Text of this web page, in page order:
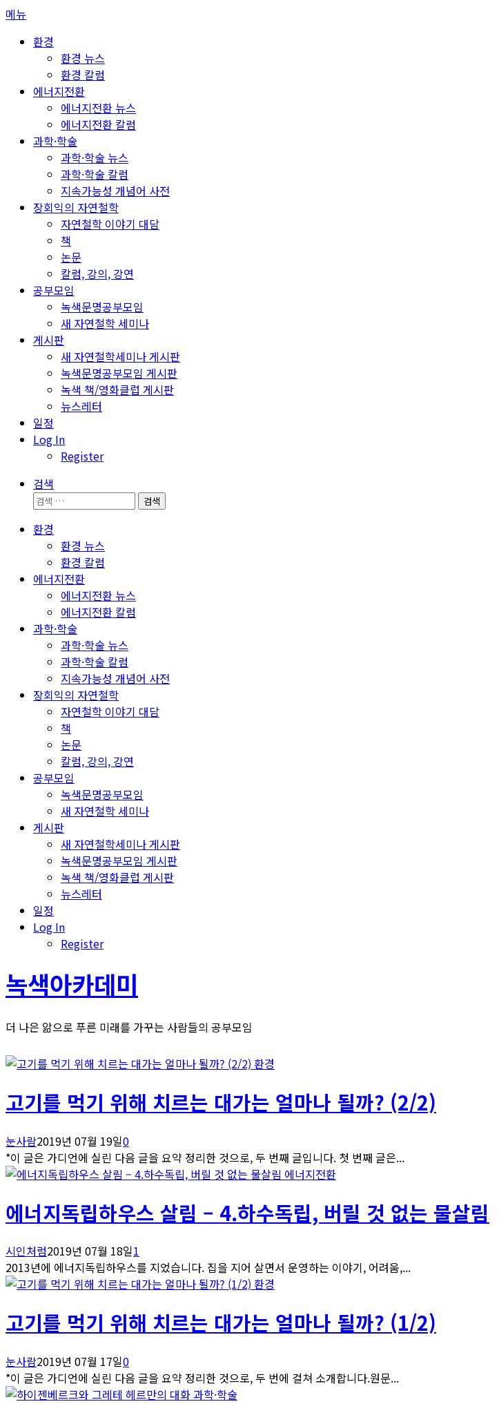
콘
메뉴
환경
환경 뉴스
환경 칼럼
에너지전환
에너지전환 뉴스
에너지전환 칼럼
과학·학술
과학·학술 뉴스
과학·학술 칼럼
지속가능성 개념어 사전
장회익의 자연철학
자연철학 이야기 대담
책
논문
칼럼, 강의, 강연
공부모임
녹색문명공부모임
새 자연철학 세미나
게시판
새 자연철학세미나 게시판
녹색문명공부모임 게시판
녹색 책/영화클럽 게시판
뉴스레터
일정
Log In
Register
검색
검
환경
환경 뉴스
환경 칼럼
에너지전환
에너지전환 뉴스
에너지전환 칼럼
과학·학술
과학·학술 뉴스
과학·학술 칼럼
지속가능성 개념어 사전
장회익의 자연철학
자연철학 이야기 대담
책
논문
칼럼, 강의, 강연
공부모임
녹색문명공부모임
새 자연철학 세미나
게시판
새 자연철학세미나 게시판
녹색문명공부모임 게시판
녹색 책/영화클럽 게시판
뉴스레터
일정
Log In
Register
녹색아카데미
더 나은 앎으로 푸른 미래를 가꾸는 사람들의 공부모임
환경
고기를 먹기 위해 치르는 대가는 얼마나 될까? (2/2)
눈사람2019년 07월 19일0
*이 글은 가디언에 실린 다음 글을 요약 정리한 것으로, 두 번째 글입니다. 첫 번째 글은...
에너지전환
에너지독립하우스 살림 – 4.하수독립, 버릴 것 없는 물살림
시인처럼2019년 07월 18일1
2013년에 에너지독립하우스를 지었습니다. 집을 지어 살면서 운영하는 이야기, 어려움,...
환경
고기를 먹기 위해 치르는 대가는 얼마나 될까? (1/2)
눈사람2019년 07월 17일0
*이 글은 가디언에 실린 다음 글을 요약 정리한 것으로, 두 번에 걸쳐 소개합니다.원문...
과학·학술